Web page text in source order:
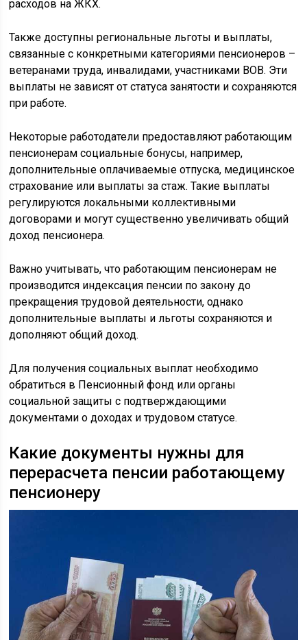
расходов на ЖКХ.
Также доступны региональные льготы и выплаты,
связанные с конкретными категориями пенсионеров –
ветеранами труда, инвалидами, участниками ВОВ. Эти
выплаты не зависят от статуса занятости и сохраняются
при работе.
Некоторые работодатели предоставляют работающим
пенсионерам социальные бонусы, например,
дополнительные оплачиваемые отпуска, медицинское
страхование или выплаты за стаж. Такие выплаты
регулируются локальными коллективными
договорами и могут существенно увеличивать общий
доход пенсионера.
Важно учитывать, что работающим пенсионерам не
производится индексация пенсии по закону до
прекращения трудовой деятельности, однако
дополнительные выплаты и льготы сохраняются и
дополняют общий доход.
Для получения социальных выплат необходимо
обратиться в Пенсионный фонд или органы
социальной защиты с подтверждающими
документами о доходах и трудовом статусе.
Какие документы нужны для
перерасчета пенсии работающему
пенсионеру